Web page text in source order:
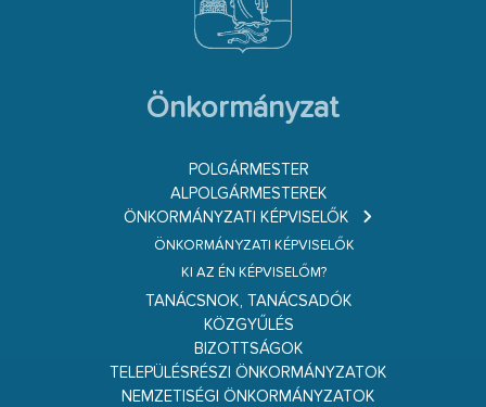
Önkormányzat
POLGÁRMESTER
ALPOLGÁRMESTEREK
ÖNKORMÁNYZATI KÉPVISELŐK
ÖNKORMÁNYZATI KÉPVISELŐK
KI AZ ÉN KÉPVISELŐM?
TANÁCSNOK, TANÁCSADÓK
KÖZGYŰLÉS
BIZOTTSÁGOK
TELEPÜLÉSRÉSZI ÖNKORMÁNYZATOK
NEMZETISÉGI ÖNKORMÁNYZATOK